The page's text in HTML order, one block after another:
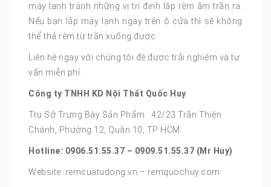
máy lạnh tránh những vị trí định lắp rèm âm trần ra.
Nếu bạn lắp máy lạnh ngay trên ô cửa thì sẽ không
thể thả rèm từ trần xuống được.
Liên hệ ngay với chúng tôi đê được trải nghiệm và tư
vấn miễn phí.
Công ty TNHH KD Nội Thất Quốc Huy
Trụ Sở Trưng Bày Sản Phẩm : 42/23 Trần Thiện
Chánh, Phường 12, Quận 10, TP HCM.
Hotline: 0906.51.55.37 – 0909.51.55.37 (Mr Huy)
Website: remcuatudong.vn – remquochuy.com